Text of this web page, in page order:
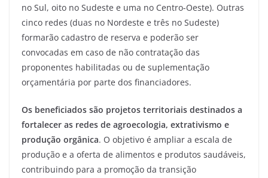
no Sul, oito no Sudeste e uma no Centro-Oeste). Outras
cinco redes (duas no Nordeste e três no Sudeste)
formarão cadastro de reserva e poderão ser
convocadas em caso de não contratação das
proponentes habilitadas ou de suplementação
orçamentária por parte dos financiadores.
Os beneficiados são projetos territoriais destinados a
fortalecer as redes de agroecologia, extrativismo e
produção orgânica. O objetivo é ampliar a escala de
produção e a oferta de alimentos e produtos saudáveis,
contribuindo para a promoção da transição